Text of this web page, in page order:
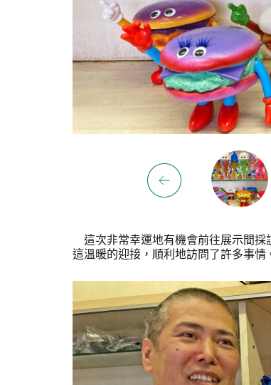
這次非常幸運地有機會前往展示間採
這溫暖的迎接，順利地訪問了許多事情